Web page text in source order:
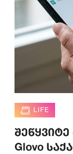
LIFE
შეწყვიტე
Glovo